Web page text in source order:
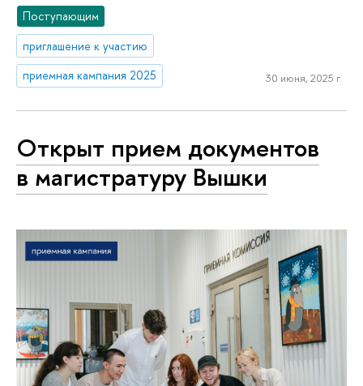
Поступающим
приглашение к участию
приемная кампания 2025
30 июня, 2025 г.
Открыт прием документов
в магистратуру Вышки